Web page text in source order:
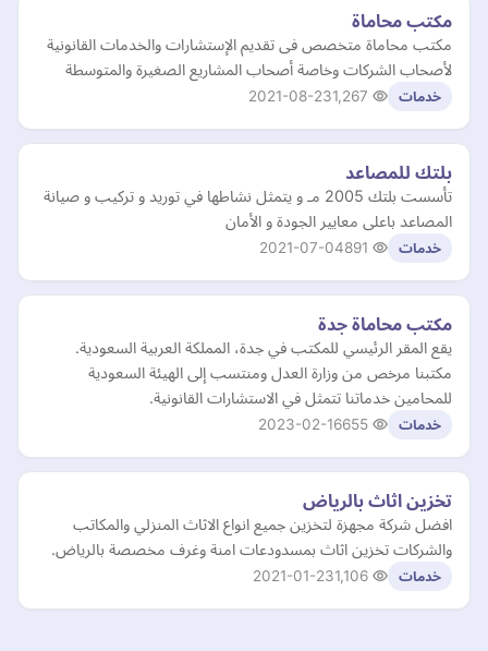
مكتب محاماة
مكتب محاماة متخصص فى تقديم الإستشارات والخدمات القانونية
لأصحاب الشركات وخاصة أصحاب المشاريع الصغيرة والمتوسطة
خدمات 2021-08-23
بلتك للمصاعد
تأسست بلتك 2005 مـ و يتمثل نشاطها في توريد و تركيب و صيانة
المصاعد باعلى معايير الجودة و الأمان
خدمات 2021-07-04
مكتب محاماة جدة
يقع المقر الرئيسي للمكتب في جدة، المملكة العربية السعودية.
مكتبنا مرخص من وزارة العدل ومنتسب إلى الهيئة السعودية
للمحامين خدماتنا تتمثل في الاستشارات القانونية.
خدمات 2023-02-16
تخزين اثاث بالرياض
افضل شركة مجهزة لتخزين جميع انواع الاثاث المنزلي والمكاتب
والشركات تخزين اثاث بمسدودعات امنة وغرف مخصصة بالرياض.
خدمات 2021-01-23